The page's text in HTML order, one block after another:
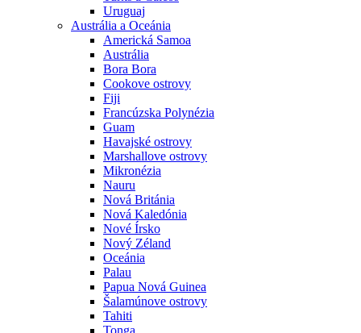
Uruguaj
Austrália a Oceánia
Americká Samoa
Austrália
Bora Bora
Cookove ostrovy
Fiji
Francúzska Polynézia
Guam
Havajské ostrovy
Marshallove ostrovy
Mikronézia
Nauru
Nová Británia
Nová Kaledónia
Nové Írsko
Nový Zéland
Oceánia
Palau
Papua Nová Guinea
Šalamúnove ostrovy
Tahiti
Tonga